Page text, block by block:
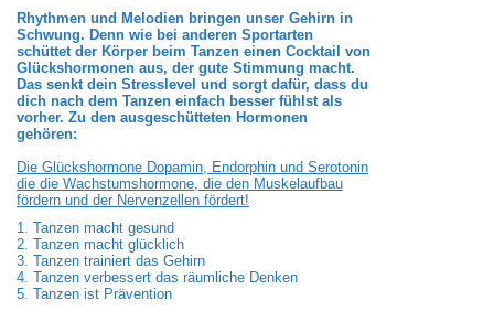
Rhythmen und Melodien bringen unser Gehirn in
Schwung. Denn wie bei anderen Sportarten
schüttet der Körper beim Tanzen einen Cocktail von
Glückshormonen aus, der gute Stimmung macht.
Das senkt dein Stresslevel und sorgt dafür, dass du
dich nach dem Tanzen einfach besser fühlst als
vorher. Zu den ausgeschütteten Hormonen
gehören:
Die Glückshormone Dopamin, Endorphin und Serotonin
die die Wachstumshormone, die den Muskelaufbau
fördern und der Nervenzellen fördert!
1. Tanzen macht gesund
2. Tanzen macht glücklich
3. Tanzen trainiert das Gehirn
4. Tanzen verbessert das räumliche Denken
5. Tanzen ist Prävention